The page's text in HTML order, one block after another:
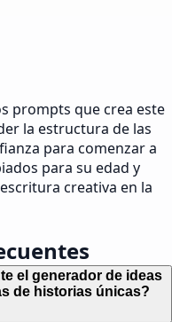
prompts que crea este
la estructura de las
para comenzar a
para su edad y
creativa en la
el generador de ideas
de historias únicas?